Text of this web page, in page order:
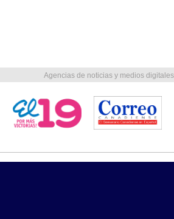
Agencias de noticias y medios digitales